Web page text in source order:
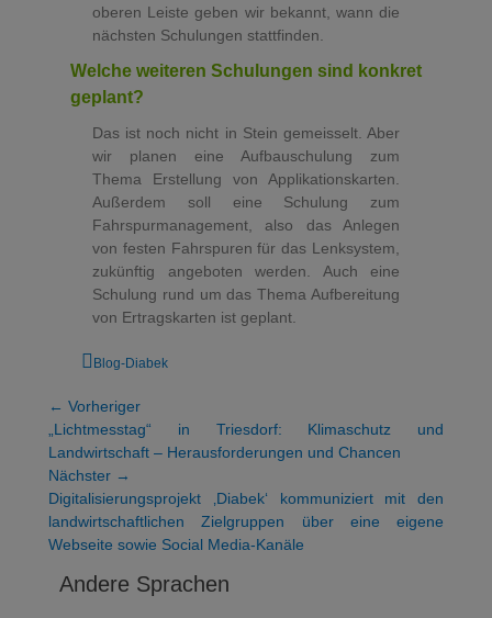
oberen Leiste geben wir bekannt, wann die
nächsten Schulungen stattfinden.
Welche weiteren Schulungen sind konkret
geplant?
Das ist noch nicht in Stein gemeisselt. Aber
wir planen eine Aufbauschulung zum
Thema Erstellung von Applikationskarten.
Außerdem soll eine Schulung zum
Fahrspurmanagement, also das Anlegen
von festen Fahrspuren für das Lenksystem,
zukünftig angeboten werden. Auch eine
Schulung rund um das Thema Aufbereitung
von Ertragskarten ist geplant.
Blog-Diabek
← Vorheriger
„Lichtmesstag“ in Triesdorf: Klimaschutz und
Landwirtschaft – Herausforderungen und Chancen
Nächster →
Digitalisierungsprojekt ‚Diabek‘ kommuniziert mit den
landwirtschaftlichen Zielgruppen über eine eigene
Webseite sowie Social Media-Kanäle
Andere Sprachen